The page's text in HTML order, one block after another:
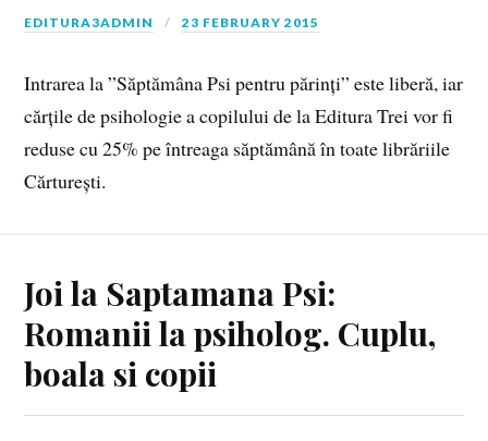
EDITURA3ADMIN 23 FEBRUARY 2015
Intrarea la ”Săptămâna Psi pentru părinți” este liberă, iar
cărțile de psihologie a copilului de la Editura Trei vor fi
reduse cu 25% pe întreaga săptămână în toate librăriile
Cărturești.
Joi la Saptamana Psi:
Romanii la psiholog. Cuplu,
boala si copii